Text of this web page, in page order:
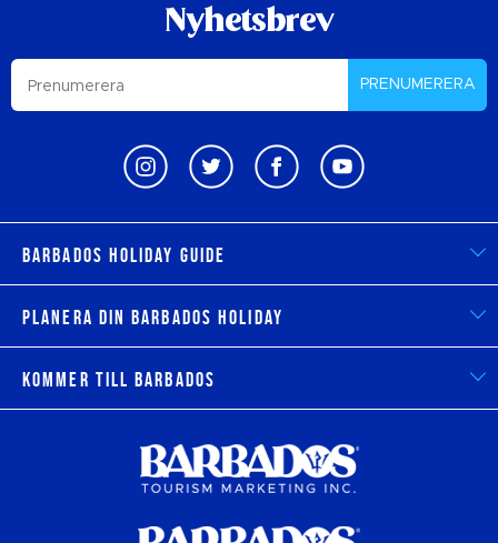
Nyhetsbrev
PRENUMERERA
Barbados Holiday Guide
Planera din Barbados Holiday
Kommer till Barbados